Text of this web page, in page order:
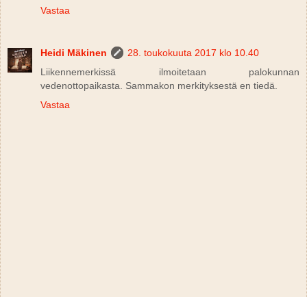
Vastaa
Heidi Mäkinen
28. toukokuuta 2017 klo 10.40
Liikennemerkissä ilmoitetaan palokunnan
vedenottopaikasta. Sammakon merkityksestä en tiedä.
Vastaa